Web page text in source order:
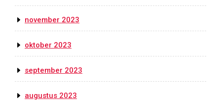
november 2023
oktober 2023
september 2023
augustus 2023